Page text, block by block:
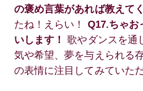
の褒め言葉があれば教えて
たね！えらい！ Q17.ちゃお
いします！
歌やダンスを通
気や希望、夢を与えられる
の表情に注目してみていた